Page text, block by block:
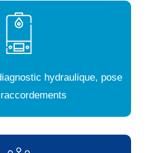
hydraulique, pose